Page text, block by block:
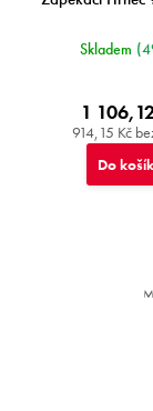
Skladem
914,15 Kč
1
Do